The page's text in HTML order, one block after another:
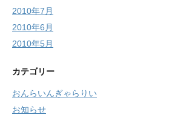
2010年7月
2010年6月
2010年5月
カテゴリー
おんらいんぎゃらりい
お知らせ